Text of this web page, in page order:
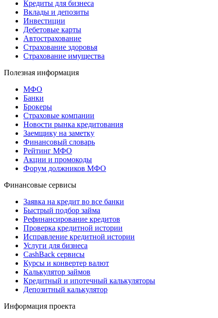
Кредиты для бизнеса
Вклады и депозиты
Инвестиции
Дебетовые карты
Автострахование
Страхование здоровья
Страхование имущества
Полезная информация
МФО
Банки
Брокеры
Страховые компании
Новости рынка кредитования
Заемщику на заметку
Финансовый словарь
Рейтинг МФО
Акции и промокоды
Форум должников МФО
Финансовые сервисы
Заявка на кредит во все банки
Быстрый подбор займа
Рефинансирование кредитов
Проверка кредитной истории
Исправление кредитной истории
Услуги для бизнеса
CashBack сервисы
Курсы и конвертер валют
Калькулятор займов
Кредитный и ипотечный калькуляторы
Депозитный калькулятор
Информация проекта